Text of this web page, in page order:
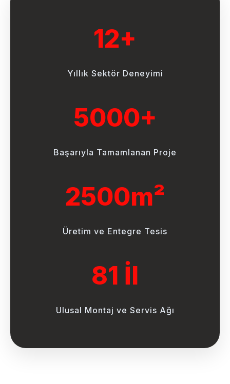
12+
Yıllık Sektör Deneyimi
5000+
Başarıyla Tamamlanan Proje
2500m²
Üretim ve Entegre Tesis
81 İl
Ulusal Montaj ve Servis Ağı